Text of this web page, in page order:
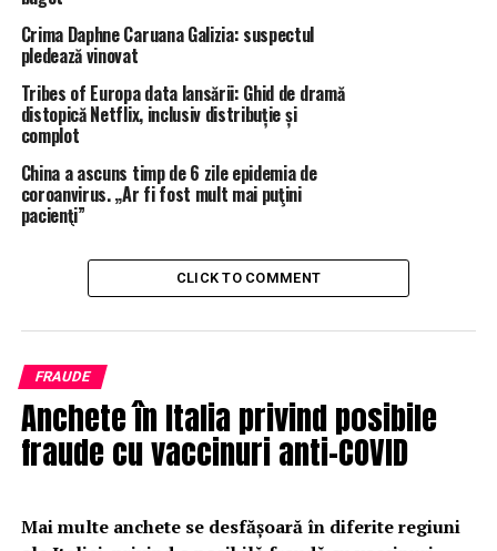
Contractele firmelor:
Investigatorii analizează
contractele dintre firma Ginei Tudosa din
România și firma din Marea Britanie în care
aceasta este implicată.
Neplata taxelor:Există investigații în
desfășurare privind neplata taxelor către
instituțiile financiare din Marea Britanie, aducând
Acțiuni suplimentare și preocupări ale
autorităților române
Sumele mari de bani cash:
România au fost sesizate în legătură cu sumele
mari de bani cash transportate de către Gina
Tudosa în țară, alimentând și mai mult
Evenimente organizate în Borca:De asemenea,
Crima Daphne Caruana Galizia: suspectul
pledează vinovat
Tribes of Europa data lansării: Ghid de dramă
distopică Netflix, inclusiv distribuție și
complot
China a ascuns timp de 6 zile epidemia de
coroanvirus. „Ar fi fost mult mai puţini
pacienţi”
CLICK TO COMMENT
FRAUDE
Anchete în Italia privind posibile
fraude cu vaccinuri anti-COVID
Mai multe anchete se desfășoară în diferite regiuni